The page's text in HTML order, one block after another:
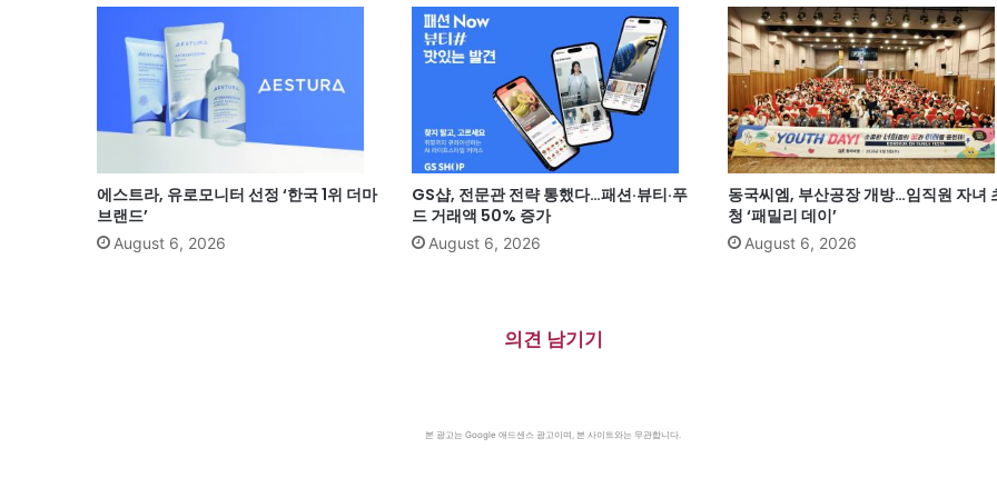
에스트라, 유로모니터 선정 ‘한국 1위 더마
브랜드’
August 6, 2026
GS샵, 전문관 전략 통했다…패션·뷰티·푸
드 거래액 50% 증가
August 6, 2026
동국씨엠, 부산공장 개방…임직원 자녀
청 ‘패밀리 데이’
August 6, 2026
의견 남기기
본 광고는 Google 애드센스 광고이며, 본 사이트와는 무관합니다.